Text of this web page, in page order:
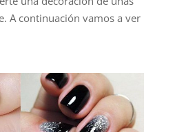
A continuación vamos a ver